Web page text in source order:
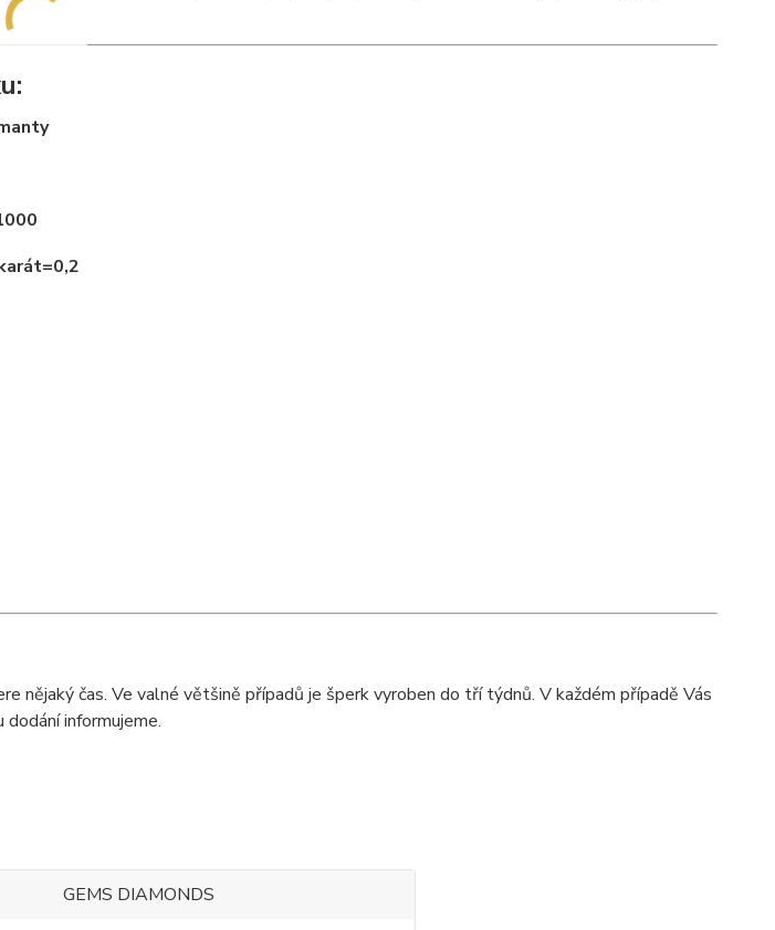
nějaký čas. Ve valné většině případů je šperk vyroben do tří týdnů. V každém případě Vás
informujeme.
GEMS DIAMONDS